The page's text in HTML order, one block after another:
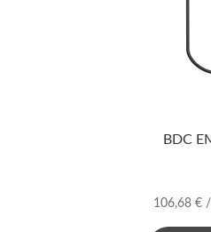
BDC
106,68 €/